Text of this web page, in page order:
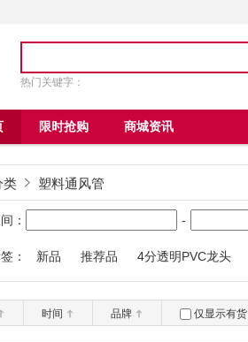
热门关键字：
限时抢购 商城资讯
类 塑料通风管
： -
： 新品 推荐品 4分透明PVC龙头
九牧王6004马桶
时间 品牌 仅显示有货